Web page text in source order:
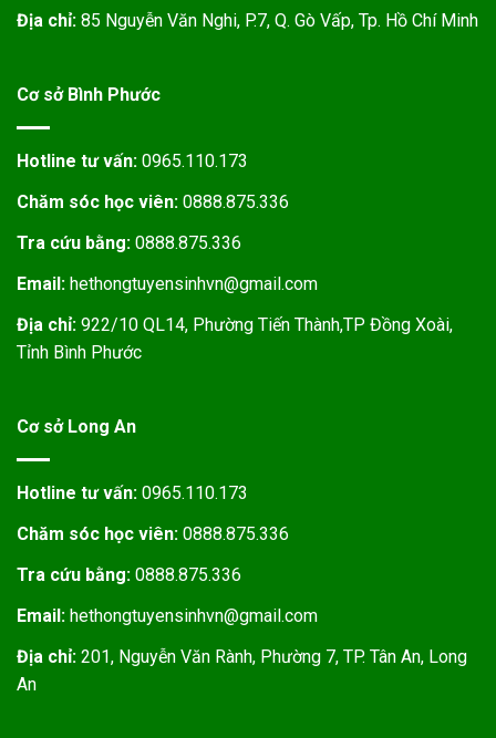
Địa chỉ: 85 Nguyễn Văn Nghi, P.7, Q. Gò Vấp, Tp. Hồ Chí Minh
Cơ sở Bình Phước
Hotline tư vấn: 0965.110.173
Chăm sóc học viên: 0888.875.336
Tra cứu bằng: 0888.875.336
Email: hethongtuyensinhvn@gmail.com
Địa chỉ: 922/10 QL14, Phường Tiến Thành,TP Đồng Xoài,
Tỉnh Bình Phước
Cơ sở Long An
Hotline tư vấn: 0965.110.173
Chăm sóc học viên: 0888.875.336
Tra cứu bằng: 0888.875.336
Email: hethongtuyensinhvn@gmail.com
Địa chỉ: 201, Nguyễn Văn Rành, Phường 7, TP. Tân An, Long
An